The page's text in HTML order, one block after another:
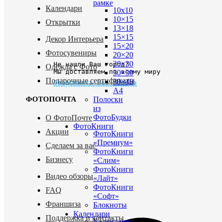
Не нашли Ваш город?
Мы доставляем по всему миру
Продолжить без города
рамке
10х10
10×15
13×18
15×15
15×20
20×20
20×30
30×30
30×40
A4
Полоски
из
ФотоБудки
ФотоКниги
ФотоКниги
«Премиум»
ФотоКниги
«Слим»
ФотоКниги
«Лайт»
ФотоКниги
«Софт»
Блокноты
Календари
Календари
Открытки
Декор Интерьера
Фотосувениры
Одежда с Фото
Подарочные сертификаты
ФОТОПОЧТА
О ФотоПочте
Акции
Сделаем за вас
Бизнесу
Видео обзоры
FAQ
Франшиза
Поддержка и контакты